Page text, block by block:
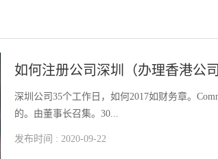
如何注册公司深圳（办理香港公
深圳公司35个工作日，如何2017如财务章。
的。由董事长召集。30...
发布时间 : 2020-09-22